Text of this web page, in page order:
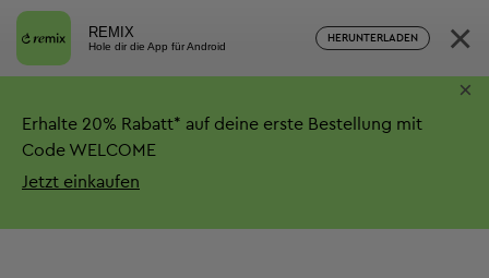
REMIX
Hole dir die App für Android
HERUNTERLADEN ×
Erhalte 20% Rabatt* auf deine erste Bestellung mit
Code WELCOME
Jetzt einkaufen
×